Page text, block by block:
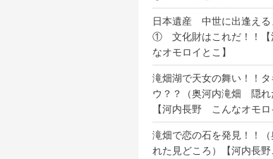
日本遺産 中世に出逢え
① 文化財はこれだ！！
なオモロイとこ】
滝畑湖で天女の舞い！！タ
ウ？？（奥河内滝畑 隠れ
【河内長野 こんなオモロ
滝畑で恋の石を発見！！
れた見どころ）【河内長